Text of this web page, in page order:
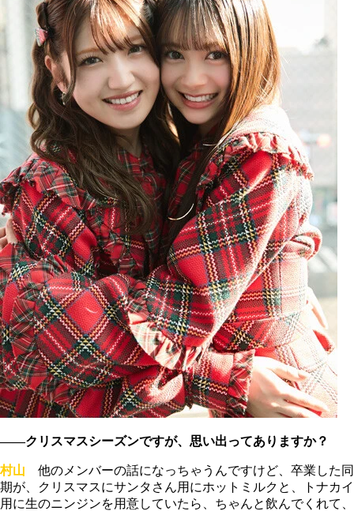
――クリスマスシーズンですが、思い出ってありますか？
村山 他のメンバーの話になっちゃうんですけど、卒業した同
期が、クリスマスにサンタさん用にホットミルクと、トナカイ
用に生のニンジンを用意していたら、ちゃんと飲んでくれて、